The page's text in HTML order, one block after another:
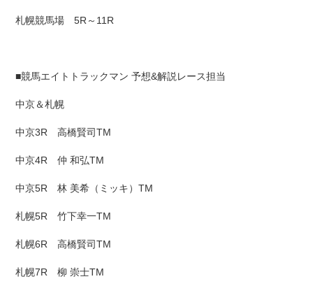
札幌競馬場 5R～11R
■競馬エイトトラックマン 予想&解説レース担当
中京＆札幌
中京3R 高橋賢司TM
中京4R 仲 和弘TM
中京5R 林 美希（ミッキ）TM
札幌5R 竹下幸一TM
札幌6R 高橋賢司TM
札幌7R 柳 崇士TM